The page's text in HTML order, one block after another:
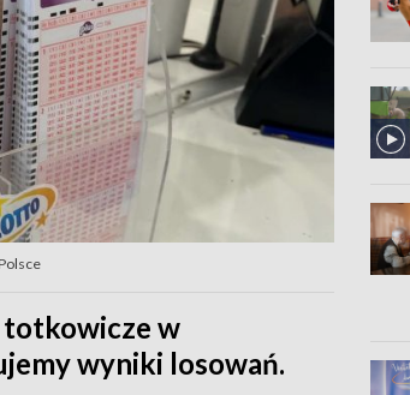
totkowicze w
wyniki losowań.